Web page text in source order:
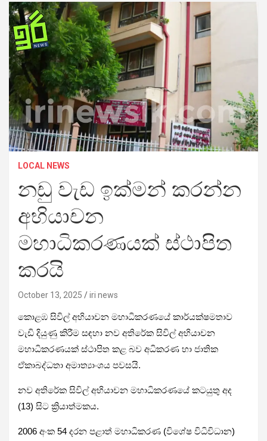
LOCAL NEWS
නඩු වැඩ ඉක්මන් කරන්න
අභියාචන
මහාධිකරණයක් ස්ථාපිත
කරයි
October 13, 2025 iri news
කොළඹ සිවිල් අභියාචන මහාධිකරණයේ කාර්යක්ෂමතාව
වැඩි දියුණු කිරීම සඳහා නව අතිරේක සිවිල් අභියාචන
මහාධිකරණයක් ස්ථාපිත කළ බව අධිකරණ හා ජාතික
ඒකාබද්ධතා අමාත්‍යාංශය පවසයි.
නව අතිරේක සිවිල් අභියාචන මහාධිකරණයේ කටයුතු අද
(13) සිට ක්‍රියාත්මකය.
2006 අංක 54 දරන පළාත් මහාධිකරණ (විශේෂ විධිවිධාන)